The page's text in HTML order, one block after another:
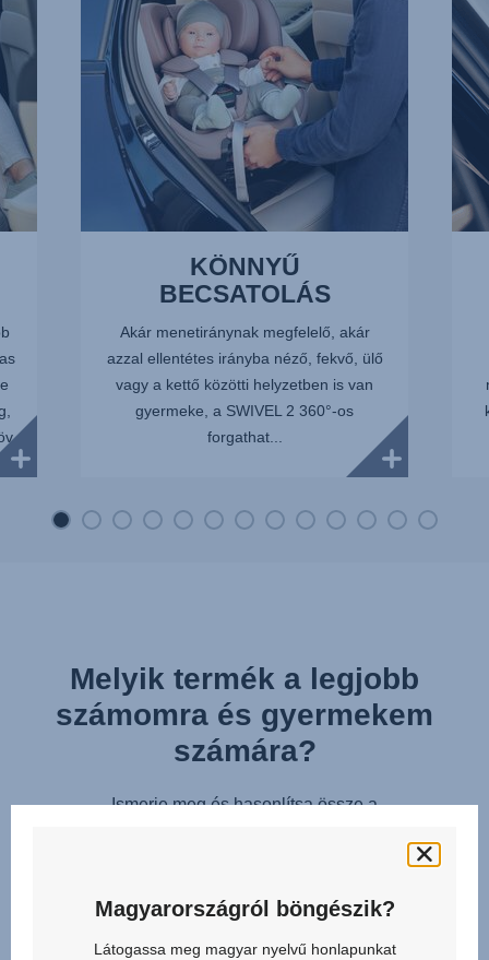
KÖNNYŰ
BECSATOLÁS
Akár menetiránynak megfelelő, akár
azzal ellentétes irányba néző, fekvő, ülő
vagy a kettő közötti helyzetben is van
gyermeke, a SWIVEL 2 360°-os
forgathat...
Melyik termék a legjobb
számomra és gyermekem
számára?
Ismerje meg és hasonlítsa össze a
számára legmegfelelőbb terméket!
Magyarországról böngészik?
Látogassa meg magyar nyelvű honlapunkat